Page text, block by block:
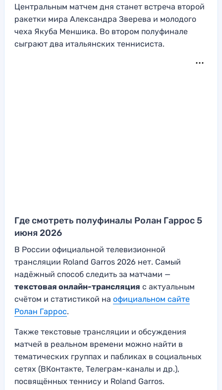
Центральным матчем дня станет встреча второй
ракетки мира Александра Зверева и молодого
чеха Якуба Меншика. Во втором полуфинале
сыграют два итальянских теннисиста.
Где смотреть полуфиналы Ролан Гаррос 5
июня 2026
В России официальной телевизионной
трансляции Roland Garros 2026 нет. Самый
надёжный способ следить за матчами —
текстовая онлайн-трансляция с актуальным
счётом и статистикой на официальном сайте
Ролан Гаррос.
Также текстовые трансляции и обсуждения
матчей в реальном времени можно найти в
тематических группах и пабликах в социальных
сетях (ВКонтакте, Телеграм-каналы и др.),
посвящённых теннису и Roland Garros.